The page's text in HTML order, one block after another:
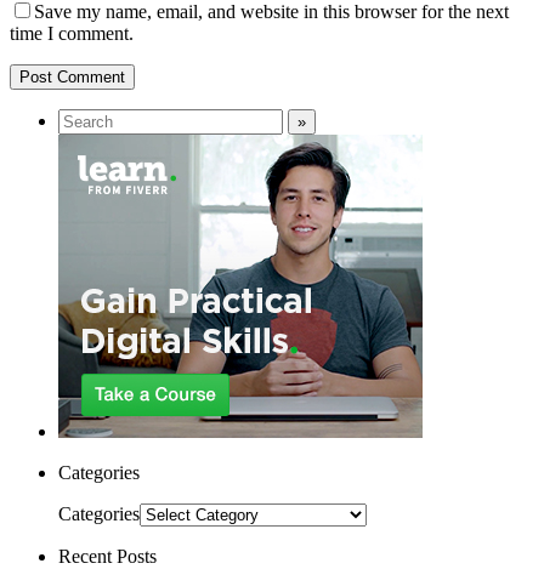
Save my name, email, and website in this browser for the next
time I comment.
Categories
Categories
Recent Posts